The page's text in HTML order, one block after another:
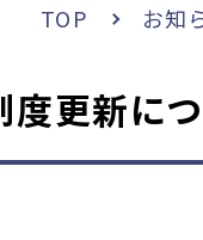
TOP お知
更新に